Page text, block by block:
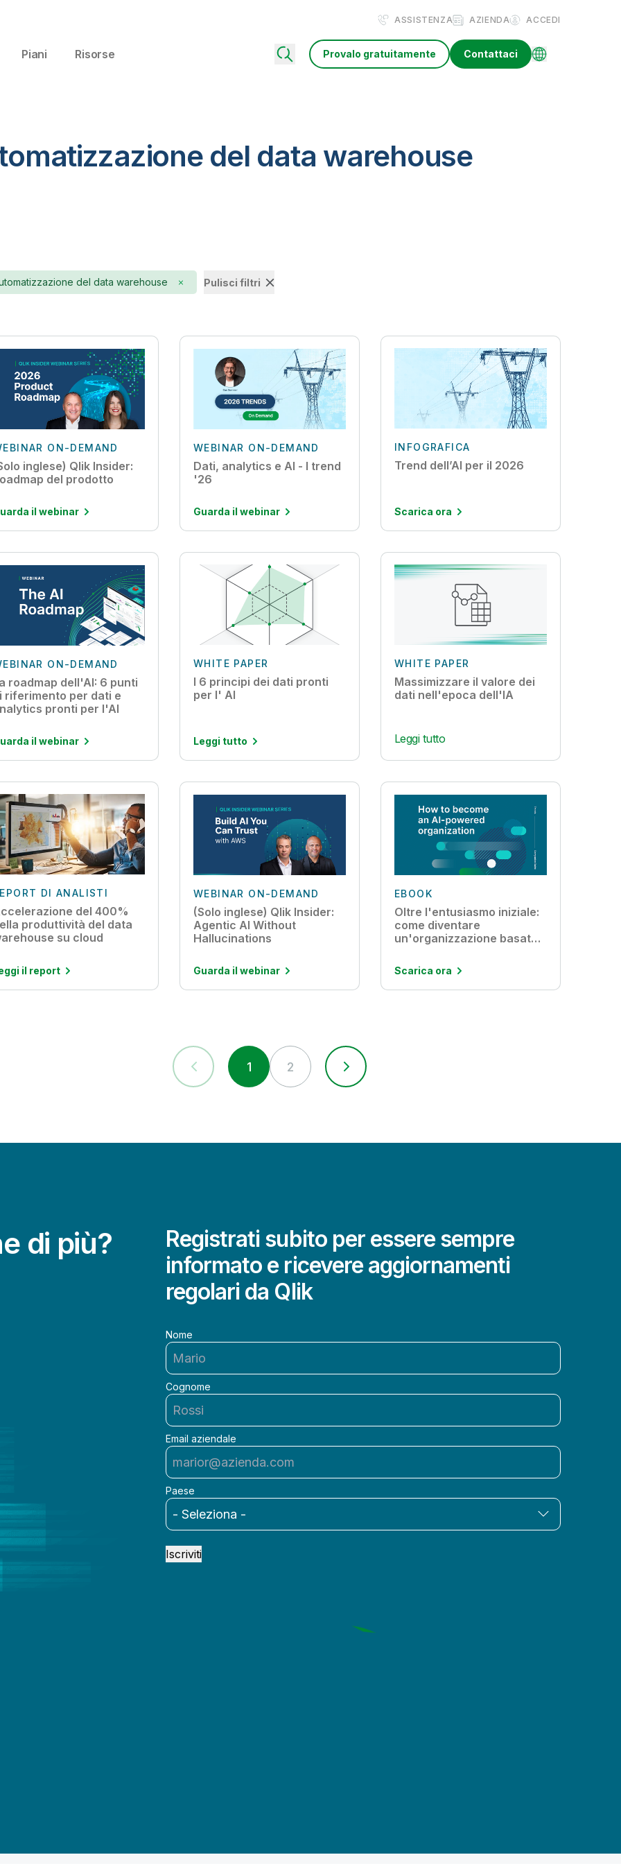
ASSISTENZA AZIENDA ACCEDI
Piani Risorse Provalo gratuitamente Contattaci
del data warehouse
del data warehouse Pulisci filtri
ON-DEMAND
inglese) Qlik Insider:
del prodotto
il webinar
WEBINAR ON-DEMAND
Dati, analytics e AI - I trend
'26
Guarda il webinar
INFOGRAFICA
Trend dell’AI per il 2026
Scarica ora
ON-DEMAND
roadmap dell'AI: 6 punti
riferimento per dati e
pronti per l'AI
il webinar
WHITE PAPER
I 6 principi dei dati pronti
per l' AI
Leggi tutto
WHITE PAPER
Massimizzare il valore dei
dati nell'epoca dell'IA
Leggi tutto
DI ANALISTI
del 400%
produttività del data
su cloud
il report
WEBINAR ON-DEMAND
(Solo inglese) Qlik Insider:
Agentic AI Without
Hallucinations
Guarda il webinar
EBOOK
Oltre l'entusiasmo iniziale:
come diventare
un'organizzazione basata
Scarica ora
1 2
di più?
Registrati subito per essere sempre
informato e ricevere aggiornamenti
regolari da Qlik
Nome
Cognome
Email aziendale
Paese
Iscriviti